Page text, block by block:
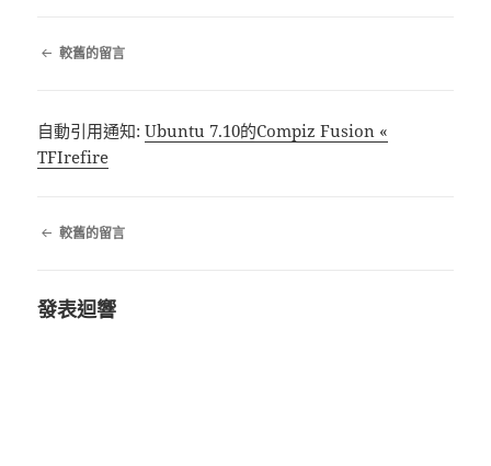
留 較舊的留言
自動引用通知:Ubuntu 7.10的Compiz Fusion «
TFIrefire
留 較舊的留言
發表迴響